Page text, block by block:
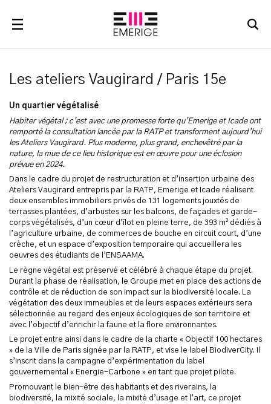
RECHERCHER
Les ateliers Vaugirard / Paris 15e
Un quartier végétalisé
Habiter végétal ; c’est avec une promesse forte qu’Emerige et Icade ont
remporté la consultation lancée par la RATP et transforment aujourd’hui
les Ateliers Vaugirard. Plus moderne, plus grand, enchevêtré par la
nature, la mue de ce lieu historique est en œuvre pour une éclosion
prévue en 2024.
Dans le cadre du projet de restructuration et d’insertion urbaine des
Ateliers Vaugirard entrepris par la RATP, Emerige et Icade réalisent
deux ensembles immobiliers privés de 131 logements jouxtés de
terrasses plantées, d’arbustes sur les balcons, de façades et garde-
corps végétalisés, d’un cœur d’îlot en pleine terre, de 393 m² dédiés à
l’agriculture urbaine, de commerces de bouche en circuit court, d’une
crèche, et un espace d’exposition temporaire qui accueillera les
oeuvres des étudiants de l’ENSAAMA.
Le règne végétal est préservé et célébré à chaque étape du projet.
Durant la phase de réalisation, le Groupe met en place des actions de
contrôle et de réduction de son impact sur la biodiversité locale. La
végétation des deux immeubles et de leurs espaces extérieurs sera
sélectionnée au regard des enjeux écologiques de son territoire et
avec l’objectif d’enrichir la faune et la flore environnantes.
Le projet entre ainsi dans le cadre de la charte « Objectif 100 hectares
» de la Ville de Paris signée par la RATP, et vise le label BiodiverCity. Il
s’inscrit dans la campagne d’expérimentation du label
gouvernemental « Energie-Carbone » en tant que projet pilote.
Promouvant le bien-être des habitants et des riverains, la
biodiversité, la mixité sociale, la mixité d’usage et l’art, ce projet